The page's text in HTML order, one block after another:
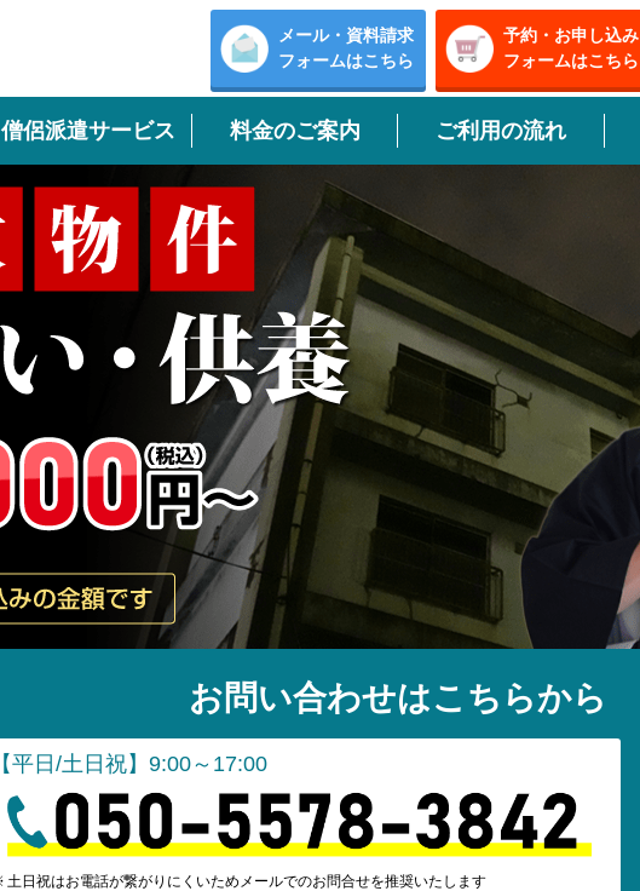
メール・資料請求
フォームはこちら
予約・お申し込み
フォームはこちら
僧侶派遣サービス 料金のご案内 ご利用の流れ
お問い合わせはこちらから
【平日/土日祝】9:00～17:00
土日祝はお電話が繋がりにくいためメールでのお問合せを推奨いたします